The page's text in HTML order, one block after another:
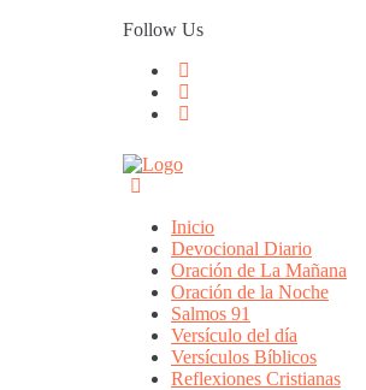
Follow Us
Inicio
Devocional Diario
Oración de La Mañana
Oración de la Noche
Salmos 91
Versículo del día
Versículos Bíblicos
Reflexiones Cristianas